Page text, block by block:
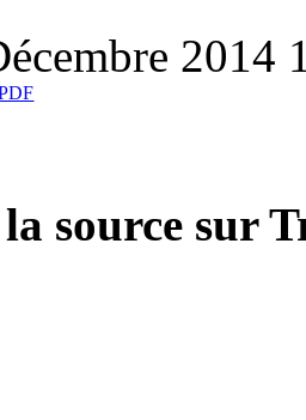
2014
source sur